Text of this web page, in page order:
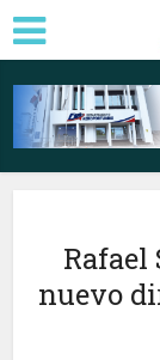
Rafael
nuevo